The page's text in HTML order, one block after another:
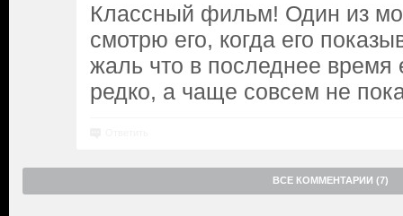
Классный фильм! Один из
смотрю его, когда его
жаль что в последнее время
редко, а чаще совсем не
ВСЕ КОММЕНТАРИИ (7)